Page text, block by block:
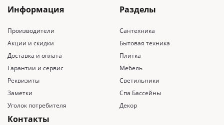
Информация
Производители
Акции и скидки
Доставка и оплата
Гарантии и сервис
Реквизиты
Заметки
Уголок потребителя
Разделы
Сантехника
Бытовая техника
Плитка
Мебель
Светильники
Спа Бассейны
Декор
Контакты